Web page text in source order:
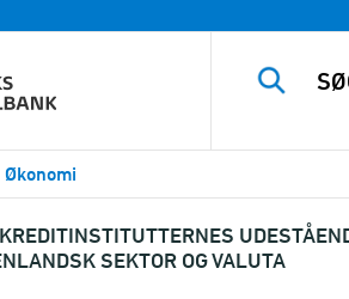
Økonomi
SEKTOR OG VALUTA